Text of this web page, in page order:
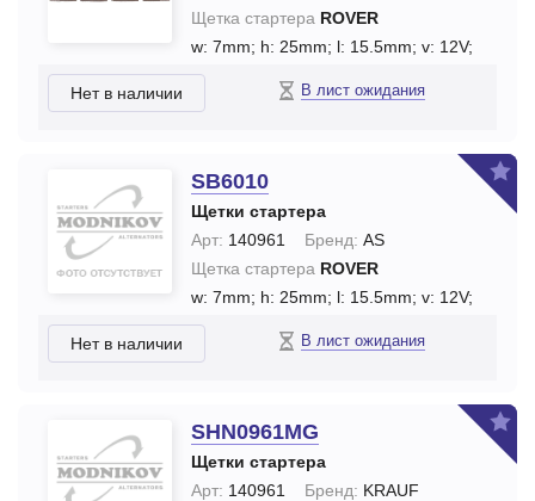
Щетка стартера ROVER
w: 7mm; h: 25mm; l: 15.5mm; v: 12V;
Нет в наличии В лист ожидания
SB6010
Щетки стартера
Арт: 140961 Бренд: AS
Щетка стартера ROVER
w: 7mm; h: 25mm; l: 15.5mm; v: 12V;
Нет в наличии В лист ожидания
SHN0961MG
Щетки стартера
Арт: 140961 Бренд: KRAUF